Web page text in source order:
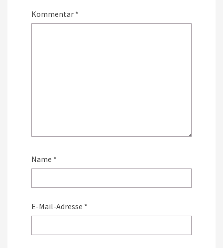
Kommentar *
Name *
E-Mail-Adresse *